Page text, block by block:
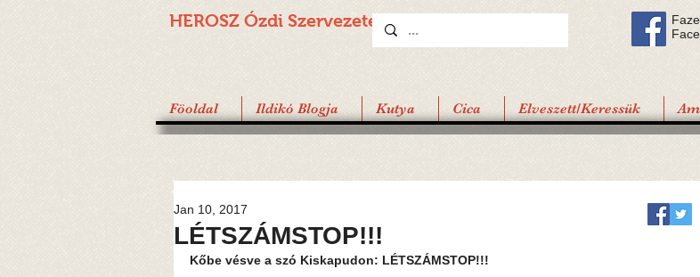
HEROSZ Ózdi Szervezete
Föoldal Ildikó Blogja Kutya Cica Elveszett/Keressük
LÉTSZÁMSTOP!!!
Jan 10, 2017
Kőbe vésve a szó Kiskapudon: LÉTSZÁMSTOP!!!